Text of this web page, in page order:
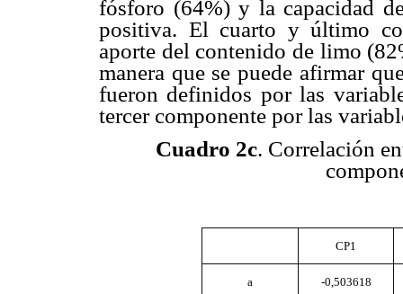
fósforo (64%) y la capacidad
positiva. El cuarto y último
aporte del contenido de limo
manera que se puede afirmar
fueron definidos por las
tercer componente por las
Cuadro 2c. Correlación
CP1
a -0,503618